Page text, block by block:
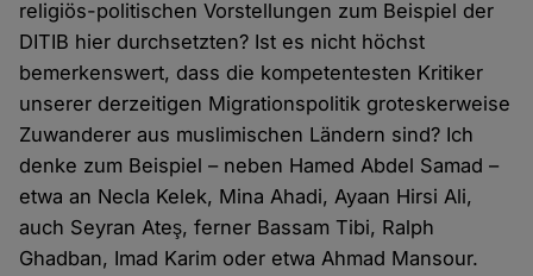
religiös-politischen Vorstellungen zum Beispiel der
DITIB hier durchsetzten? Ist es nicht höchst
bemerkenswert, dass die kompetentesten Kritiker
unserer derzeitigen Migrationspolitik groteskerweise
Zuwanderer aus muslimischen Ländern sind? Ich
denke zum Beispiel – neben Hamed Abdel Samad –
etwa an Necla Kelek, Mina Ahadi, Ayaan Hirsi Ali,
auch Seyran Ateş, ferner Bassam Tibi, Ralph
Ghadban, Imad Karim oder etwa Ahmad Mansour.